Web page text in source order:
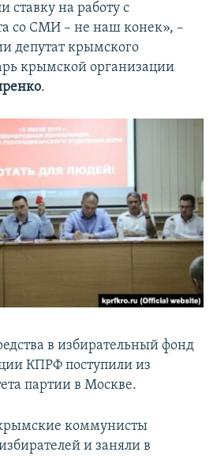
на работу с
со СМИ – не наш конек», –
депутат крымского
крымской организации
.
в избирательный фонд
КПРФ поступили из
партии в Москве.
коммунисты
и заняли в